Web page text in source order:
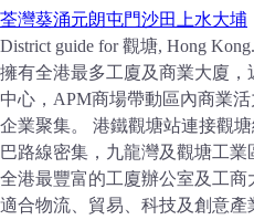
荃灣葵涌元朗屯門沙田 上水大埔
District guide for 觀塘, Hong
擁有全港最多工廈及商業大廈
中心，APM商場帶動區內商業
企業聚集。 港鐵觀塘站連接觀
巴路線密集，九龍灣及觀塘工
全港最豐富的工廈辦公室及工商
適合物流、貿易、科技及創意產